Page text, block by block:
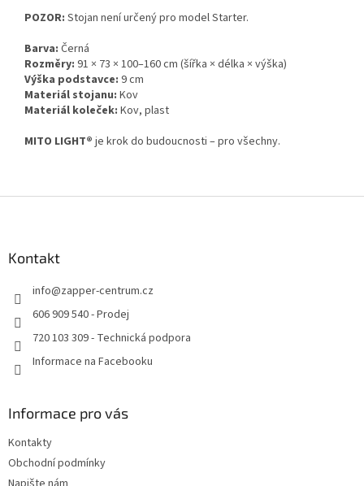
POZOR: Stojan není určený pro model Starter.
Barva: Černá
Rozměry: 91 × 73 × 100–160 cm (šířka × délka × výška)
Výška podstavce: 9 cm
Materiál stojanu: Kov
Materiál koleček: Kov, plast
MITO LIGHT® je krok do budoucnosti – pro všechny.
Kontakt
info@zapper-centrum.cz
606 909 540 - Prodej
720 103 309 - Technická podpora
Informace na Facebooku
Informace pro vás
Kontakty
Obchodní podmínky